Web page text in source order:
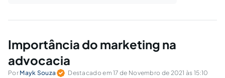
Importância do marketing na
advocacia
Por Mayk Souza Destacado em 17 de Novembro de 2021 às 15:10